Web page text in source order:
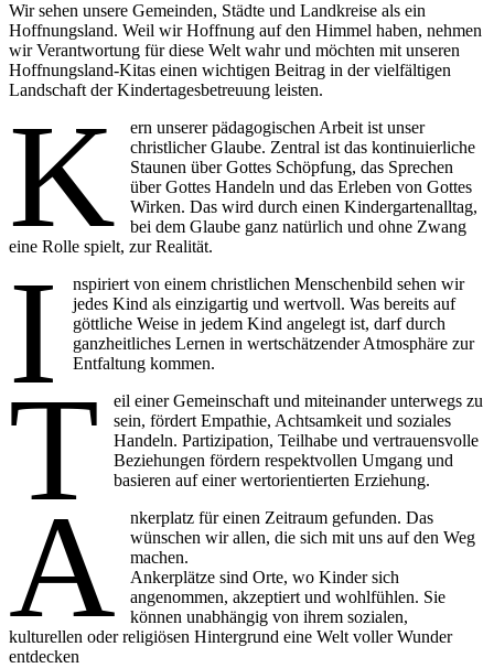
Wir sehen unsere Gemeinden, Städte und Landkreise als ein
Hoffnungsland. Weil wir Hoffnung auf den Himmel haben, nehmen
wir Verantwortung für diese Welt wahr und möchten mit unseren
Hoffnungsland-Kitas einen wichtigen Beitrag in der vielfältigen
Landschaft der Kindertagesbetreuung leisten.
K
ern unserer pädagogischen Arbeit ist unser
christlicher Glaube. Zentral ist das kontinuierliche
Staunen über Gottes Schöpfung, das Sprechen
über Gottes Handeln und das Erleben von Gottes
Wirken. Das wird durch einen Kindergartenalltag,
bei dem Glaube ganz natürlich und ohne Zwang
eine Rolle spielt, zur Realität.
I
nspiriert von einem christlichen Menschenbild sehen wir
jedes Kind als einzigartig und wertvoll. Was bereits auf
göttliche Weise in jedem Kind angelegt ist, darf durch
ganzheitliches Lernen in wertschätzender Atmosphäre zur
Entfaltung kommen.
T
eil einer Gemeinschaft und miteinander unterwegs zu
sein, fördert Empathie, Achtsamkeit und soziales
Handeln. Partizipation, Teilhabe und vertrauensvolle
Beziehungen fördern respektvollen Umgang und
basieren auf einer wertorientierten Erziehung.
A
nkerplatz für einen Zeitraum gefunden. Das
wünschen wir allen, die sich mit uns auf den Weg
machen.
Ankerplätze sind Orte, wo Kinder sich
angenommen, akzeptiert und wohlfühlen. Sie
können unabhängig von ihrem sozialen,
kulturellen oder religiösen Hintergrund eine Welt voller Wunder
entdecken